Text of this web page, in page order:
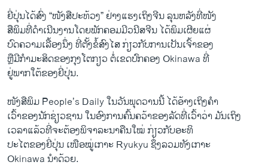
ລາຍການກະຈາຍສຽງ
ລາຍງານ
ຕິດຕາມພວກເຮົາ ທີ່
ພາສາຕ່າງໆ
ຍີ່ປຸ່ນໄດ້ສົ່ງ “ໜັງສືປະທ້ວງ” ຢ່າງແຮງເຖິງຈີນ ລຸນຫລັງທີ່ໜັງ
ສືພິມທີ່ດໍາເນີນງານໂດຍພັກຄອມມີວນີສຈີນ ໄດ້ພິມເຜີຍແຜ່
ບົດຄວາມເລື້ອງນຶ່ງ ທີ່ຕັ້ງຂໍ້ສົງໄສ ກ່ຽວກັບການເປັນເຈົ້າຂອງ
ຫຼືມີກໍາມະສິດຂອງກຸງໂຕກຽວ ຕໍ່ເຂດປົກຄອງ Okinawa ທີ່
ຢູ່ພາກໃຕ້ຂອງຍີ່ປຸ່ນ.
ໜັງສືພິມ People’s Daily ໃນວັນພຸດວານນີ້ ໄດ້ອ້າງເຖິງຄໍາ
ເວົ້າຂອງນັກຊ່ຽວຊານ ໃນອົງການຄົ້ນຄວ້າຂອງລັດທີ່ເວົ້າວ່າ ມັນເຖິງ
ເວລາແລ້ວທີ່ຈະຕ້ອງພິຈາລະນາຄືນໃໝ່ ກ່ຽວກັບອະທິ
ປະໄຕຂອງຍີ່ປຸ່ນ ເໜືອໝູ່ເກາະ Ryukyu ຊຶ່ງລວມທັງເກາະ
Okinawa ນຳດ້ວຍ.